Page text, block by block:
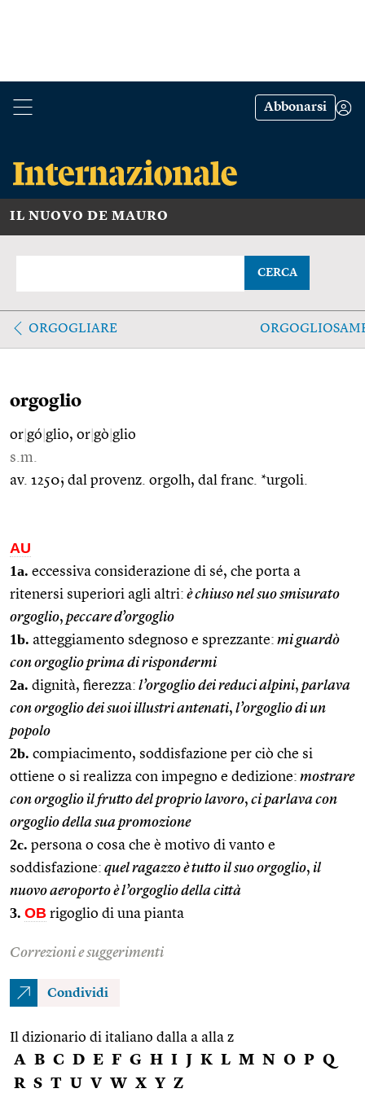
Abbonarsi
IL NUOVO DE MAURO
CERCA
ORGOGLIARE
orgoglio
or gó glio, or gò glio
s.m.
av. 1250; dal provenz. orgolh, dal franc. *urgoli.
AU
1a. eccessiva considerazione di sé, che porta a
ritenersi superiori agli altri: è chiuso nel suo smisurato
orgoglio, peccare d’orgoglio
1b. atteggiamento sdegnoso e sprezzante: mi guardò
con orgoglio prima di rispondermi
2a. dignità, fierezza: l’orgoglio dei reduci alpini, parlava
con orgoglio dei suoi illustri antenati, l’orgoglio di un
popolo
2b. compiacimento, soddisfazione per ciò che si
ottiene o si realizza con impegno e dedizione: mostrare
con orgoglio il frutto del proprio lavoro, ci parlava con
orgoglio della sua promozione
2c. persona o cosa che è motivo di vanto e
soddisfazione: quel ragazzo è tutto il suo orgoglio, il
nuovo aeroporto è l’orgoglio della città
3. OB rigoglio di una pianta
Correzioni e suggerimenti
Condividi
Il dizionario di italiano dalla a alla z
A B C D E F G H I J K L M N O P Q
R S T U V W X Y Z